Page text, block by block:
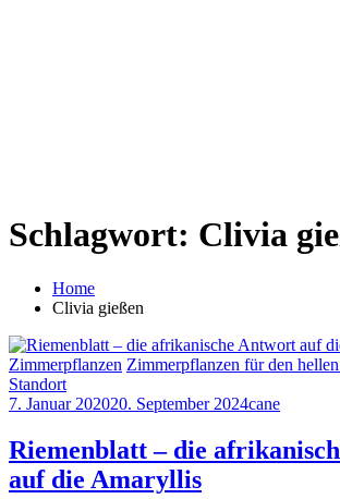
Schlagwort: Clivia
Home
Clivia gießen
Zimmerpflanzen Zimmerpflanzen für den
Standort
7. Januar 202020. September 2024cane
Riemenblatt – die
auf die Amaryllis